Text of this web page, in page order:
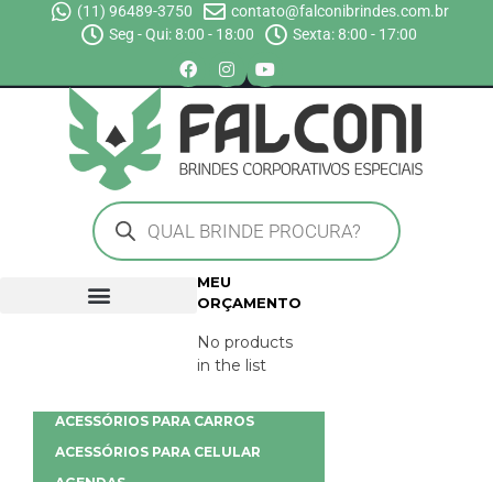
(11) 96489-3750
contato@falconibrindes.com.br
Seg - Qui: 8:00 - 18:00
Sexta: 8:00 - 17:00
MEU
ORÇAMENTO
No products
in the list
ACESSÓRIOS PARA CARROS
ACESSÓRIOS PARA CELULAR